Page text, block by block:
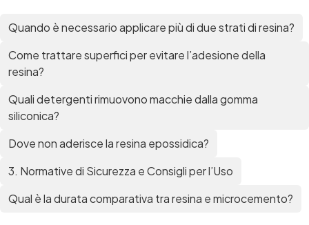
Quando è necessario applicare più di due strati di resina?
Come trattare superfici per evitare l’adesione della
resina?
Quali detergenti rimuovono macchie dalla gomma
siliconica?
Dove non aderisce la resina epossidica?
3. Normative di Sicurezza e Consigli per l’Uso
Qual è la durata comparativa tra resina e microcemento?